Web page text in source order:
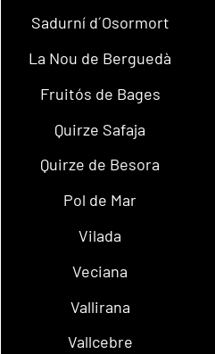
Sadurní d´Osormort
La Nou de Berguedà
Fruitós de Bages
Quirze Safaja
Quirze de Besora
Pol de Mar
Vilada
Veciana
Vallirana
Vallcebre